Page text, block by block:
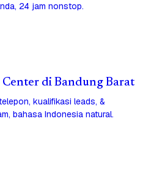
24 jam nonstop.
Center di Bandung Barat
kualifikasi leads, &
bahasa Indonesia natural.